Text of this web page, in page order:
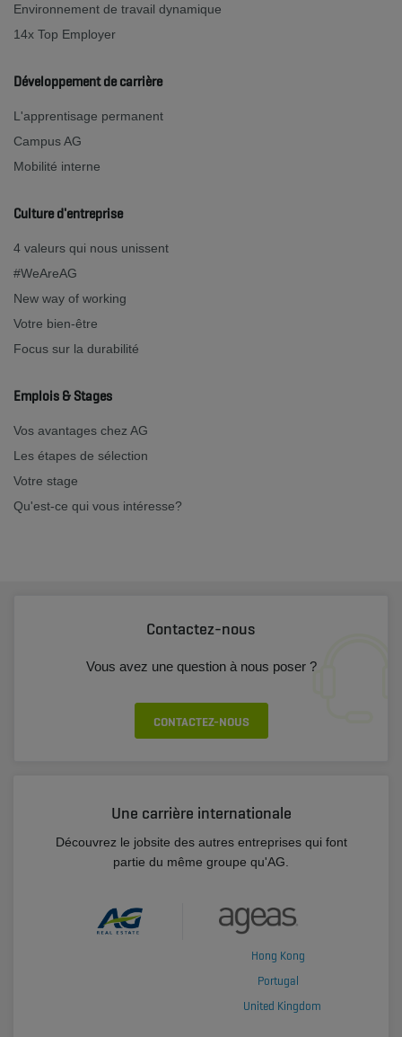
Environnement de travail dynamique
14x Top Employer
Développement de carrière
L'apprentisage permanent
Campus AG
Mobilité interne
Culture d'entreprise
4 valeurs qui nous unissent
#WeAreAG
New way of working
Votre bien-être
Focus sur la durabilité
Emplois & Stages
Vos avantages chez AG
Les étapes de sélection
Votre stage
Qu'est-ce qui vous intéresse?
Contactez-nous
Vous avez une question à nous poser ?
CONTACTEZ-NOUS
Une carrière internationale
Découvrez le jobsite des autres entreprises qui font
partie du même groupe qu'AG.
Hong Kong
Portugal
United Kingdom